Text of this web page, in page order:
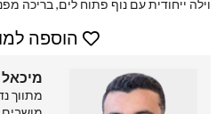
וילה ייחודית עם נוף פתוח לים, בריכה
הוספה
מתווך